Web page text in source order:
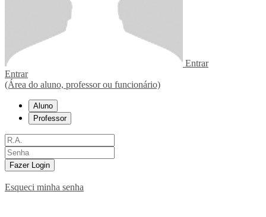
Entrar
Entrar
(Área do aluno, professor ou funcionário)
Aluno
Professor
Fazer Login
Esqueci minha senha